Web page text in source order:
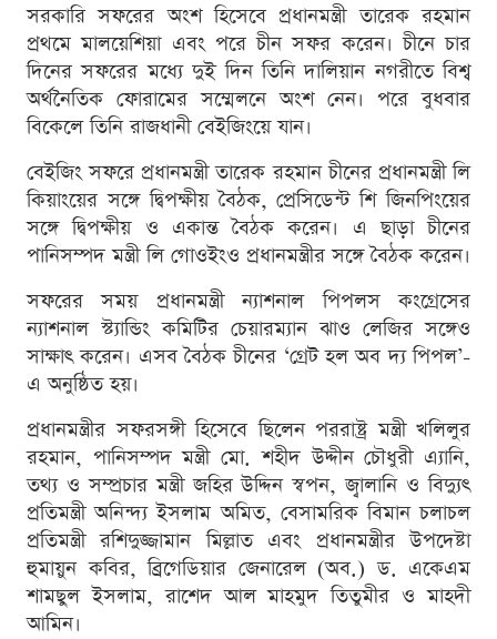
সরকারি সফরের অংশ হিসেবে প্রধানমন্ত্রী তারেক রহমান
প্রথমে মালয়েশিয়া এবং পরে চীন সফর করেন। চীনে চার
দিনের সফরের মধ্যে দুই দিন তিনি দালিয়ান নগরীতে বিশ্ব
অর্থনৈতিক ফোরামের সম্মেলনে অংশ নেন। পরে বুধবার
বিকেলে তিনি রাজধানী বেইজিংয়ে যান।
বেইজিং সফরে প্রধানমন্ত্রী তারেক রহমান চীনের প্রধানমন্ত্রী লি
কিয়াংয়ের সঙ্গে দ্বিপক্ষীয় বৈঠক, প্রেসিডেন্ট শি জিনপিংয়ের
সঙ্গে দ্বিপক্ষীয় ও একান্ত বৈঠক করেন। এ ছাড়া চীনের
পানিসম্পদ মন্ত্রী লি গোওইংও প্রধানমন্ত্রীর সঙ্গে বৈঠক করেন।
সফরের সময় প্রধানমন্ত্রী ন্যাশনাল পিপলস কংগ্রেসের
ন্যাশনাল স্ট্যান্ডিং কমিটির চেয়ারম্যান ঝাও লেজির সঙ্গেও
সাক্ষাৎ করেন। এসব বৈঠক চীনের ‘গ্রেট হল অব দ্য পিপল’-
এ অনুষ্ঠিত হয়।
প্রধানমন্ত্রীর সফরসঙ্গী হিসেবে ছিলেন পররাষ্ট্র মন্ত্রী খলিলুর
রহমান, পানিসম্পদ মন্ত্রী মো. শহীদ উদ্দীন চৌধুরী এ্যানি,
তথ্য ও সম্প্রচার মন্ত্রী জহির উদ্দিন স্বপন, জ্বালানি ও বিদ্যুৎ
প্রতিমন্ত্রী অনিন্দ্য ইসলাম অমিত, বেসামরিক বিমান চলাচল
প্রতিমন্ত্রী রশিদুজ্জামান মিল্লাত এবং প্রধানমন্ত্রীর উপদেষ্টা
হুমায়ুন কবির, ব্রিগেডিয়ার জেনারেল (অব.) ড. একেএম
শামছুল ইসলাম, রাশেদ আল মাহমুদ তিতুমীর ও মাহদী
আমিন।